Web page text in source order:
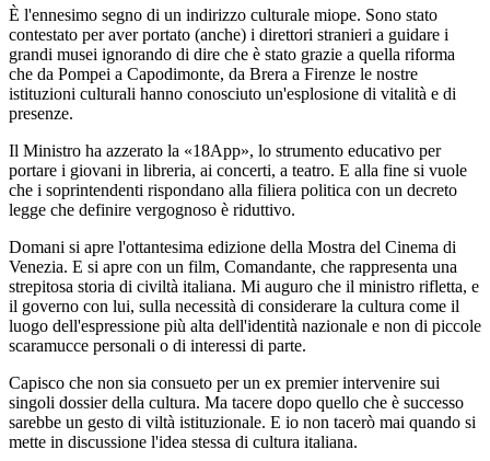
È l'ennesimo segno di un indirizzo culturale miope. Sono stato
contestato per aver portato (anche) i direttori stranieri a guidare i
grandi musei ignorando di dire che è stato grazie a quella riforma
che da Pompei a Capodimonte, da Brera a Firenze le nostre
istituzioni culturali hanno conosciuto un'esplosione di vitalità e di
presenze.
Il Ministro ha azzerato la «18App», lo strumento educativo per
portare i giovani in libreria, ai concerti, a teatro. E alla fine si vuole
che i soprintendenti rispondano alla filiera politica con un decreto
legge che definire vergognoso è riduttivo.
Domani si apre l'ottantesima edizione della Mostra del Cinema di
Venezia. E si apre con un film, Comandante, che rappresenta una
strepitosa storia di civiltà italiana. Mi auguro che il ministro rifletta, e
il governo con lui, sulla necessità di considerare la cultura come il
luogo dell'espressione più alta dell'identità nazionale e non di piccole
scaramucce personali o di interessi di parte.
Capisco che non sia consueto per un ex premier intervenire sui
singoli dossier della cultura. Ma tacere dopo quello che è successo
sarebbe un gesto di viltà istituzionale. E io non tacerò mai quando si
mette in discussione l'idea stessa di cultura italiana.